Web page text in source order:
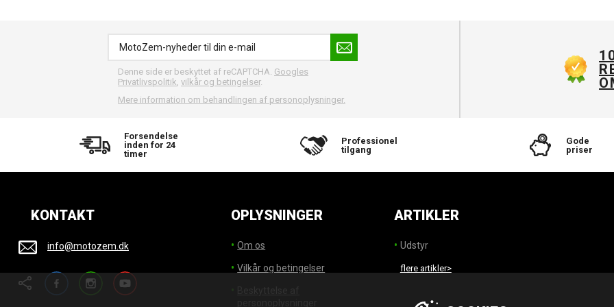
Denne side er beskyttet af reCAPTCHA. Googles
Privatlivspolitik, vilkår og betingelser.
Mere information om behandlingen af personoplysninger.
Forsendelse
inden for 24
timer
Professionel
tilgang
Gode
priser
KONTAKT
info@motozem.dk
FacebookInstagramYouTube
OPLYSNINGER
Om os
Vilkår og betingelser
ARTIKLER
Udstyr
flere artikler>